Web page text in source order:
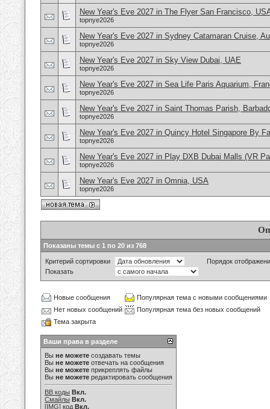
New Year's Eve 2027 in The Flyer San Francisco,
topnye2026
New Year's Eve 2027 in Sydney Catamaran Cruise,
topnye2026
New Year's Eve 2027 in Sky View Dubai, UAE
topnye2026
New Year's Eve 2027 in Sea Life Paris Aquarium,
topnye2026
New Year's Eve 2027 in Saint Thomas Parish,
topnye2026
New Year's Eve 2027 in Quincy Hotel Singapore By
topnye2026
New Year's Eve 2027 in Play DXB Dubai Malls (VR
topnye2026
New Year's Eve 2027 in Omnia, USA
topnye2026
Показаны темы с 1 по 20 из 768
Критерий сортировки
Порядок
Показать
Новые сообщения
Популярная тема с новыми сообщениями
Нет новых сообщений
Популярная тема без новых сообщений
Тема закрыта
Ваши права в разделе
Вы не можете создавать темы
Вы не можете отвечать на сообщения
Вы не можете прикреплять файлы
Вы не можете редактировать сообщения
BB коды Вкл.
Смайлы Вкл.
[IMG] код Вкл.